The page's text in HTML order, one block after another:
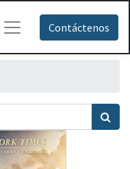
Contáctenos